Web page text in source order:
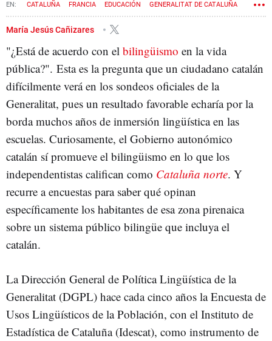
CATALUÑA FRANCIA EDUCACIÓN GENERALITAT DE CATALUÑA
INMERSIÓN LINGÜÍSTICA BILINGÜISMO
María Jesús Cañizares
"¿Está de acuerdo con el bilingüismo en la vida
pública?". Esta es la pregunta que un ciudadano catalán
difícilmente verá en los sondeos oficiales de la
Generalitat, pues un resultado favorable echaría por la
borda muchos años de inmersión lingüística en las
escuelas. Curiosamente, el Gobierno autonómico
catalán sí promueve el bilingüismo en lo que los
independentistas califican como Cataluña norte. Y
recurre a encuestas para saber qué opinan
específicamente los habitantes de esa zona pirenaica
sobre un sistema público bilingüe que incluya el
catalán.
La Dirección General de Política Lingüística de la
Generalitat (DGPL) hace cada cinco años la Encuesta de
Usos Lingüísticos de la Población, con el Instituto de
Estadística de Cataluña (Idescat), como instrumento de